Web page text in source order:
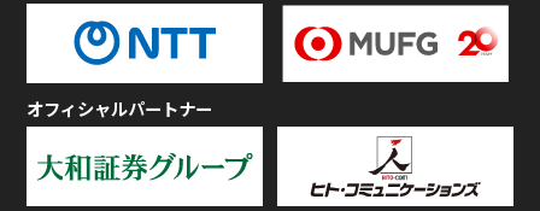
オフィシャルパートナー